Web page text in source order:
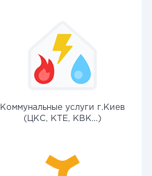
Коммунальные услуги г.Киев
(ЦКС, КТЕ, КВК...)